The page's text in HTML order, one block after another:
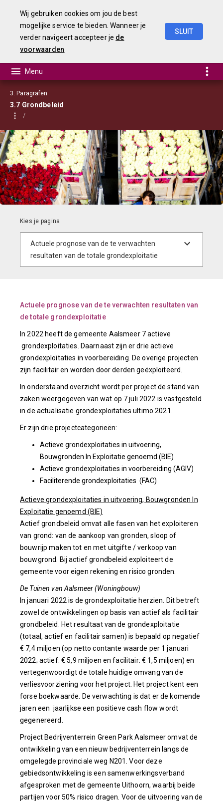
Wij gebruiken cookies om jou de best
mogelijke service te bieden. Wanneer je
verder navigeert accepteer je de
voorwaarden
SLUIT
3. Paragrafen
3.7 Grondbeleid
Actuele prognose van de te verwachten resultaten van
de totale grondexploitatie
In 2022 heeft de gemeente Aalsmeer 7 actieve
grondexploitaties. Daarnaast zijn er drie actieve
grondexploitaties in voorbereiding. De overige projecten
zijn facilitair en worden door derden geëxploiteerd.
In onderstaand overzicht wordt per project de stand van
zaken weergegeven van wat op 7 juli 2022 is vastgesteld
in de actualisatie grondexploitaties ultimo 2021.
Er zijn drie projectcategorieën:
Actieve grondexploitaties in uitvoering,
Bouwgronden In Exploitatie genoemd (BIE)
Actieve grondexploitaties in voorbereiding (AGIV)
Faciliterende grondexploitaties (FAC)
Actieve grondexploitaties in uitvoering, Bouwgronden In
Exploitatie genoemd (BIE)
Actief grondbeleid omvat alle fasen van het exploiteren
van grond: van de aankoop van gronden, sloop of
bouwrijp maken tot en met uitgifte / verkoop van
bouwgrond. Bij actief grondbeleid exploiteert de
gemeente voor eigen rekening en risico gronden.
De Tuinen van Aalsmeer (Woningbouw)
In januari 2022 is de grondexploitatie herzien. Dit betreft
zowel de ontwikkelingen op basis van actief als facilitair
grondbeleid. Het resultaat van de grondexploitatie
(totaal, actief en facilitair samen) is bepaald op negatief
€ 7,4 miljoen (op netto contante waarde per 1 januari
2022; actief: € 5,9 miljoen en facilitair: € 1,5 miljoen) en
vertegenwoordigt de totale huidige omvang van de
verliesvoorziening voor het project. Het project kent een
forse boekwaarde. De verwachting is dat er de komende
jaren een jaarlijkse een positieve cash flow wordt
gegenereerd.
Project Bedrijventerrein Green Park Aalsmeer omvat de
ontwikkeling van een nieuw bedrijventerrein langs de
omgelegde provinciale weg N201. Voor deze
gebiedsontwikkeling is een samenwerkingsverband
afgesproken met de gemeente Uithoorn, waarbij beide
partijen voor 50% risico dragen. Voor de uitvoering van de